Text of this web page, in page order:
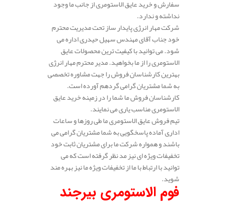
سفارش و خرید عایق الاستومری از جانب ما وجود
نداشته و ندارد.
شرکت مهار انرژی پایدار ساز تحت مدیریت محترم
خود جناب آقای مهندس سهیل حیدری اداره می
شود. می توانید با کیفیت ترین محصولات عایق
الاستومری را از ما بخواهید. مدیر محترم مهار انرژی
بهترین کارشناسان فروش را جهت مشاوره تخصصی
به شما مشتریان گرامی گردهم آورده است.
کارشناسان فروش ما شما را در زمینه خرید عایق
الاستومری مناسب یاری می نمایند.
تیم فروش عایق الاستومری ما طی روزها و ساعات
اداری آماده پاسخگویی به شما مشتریان گرامی می
باشند و همواره شرکت ما برای مشتریان ثابت خود
تخفیفات ویژه ای نیز مد نظر گرفته است که می
توانید با ارتباط با ما از تخفیفات ویژه ما نیز بهره مند
شوید.
فوم الاستومری بیرجند